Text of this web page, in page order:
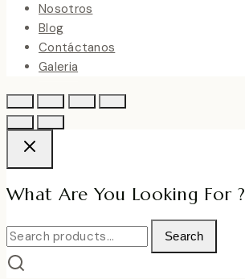
Nosotros
Blog
Contáctanos
Galeria
What Are You Looking For ?
Search
for:
Search